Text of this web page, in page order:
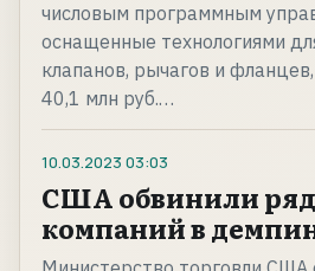
числовым программным
оснащенные технологиями
клапанов, рычагов и
40,1 млн руб.…
10.03.2023 03:03
США обвинили
компаний в